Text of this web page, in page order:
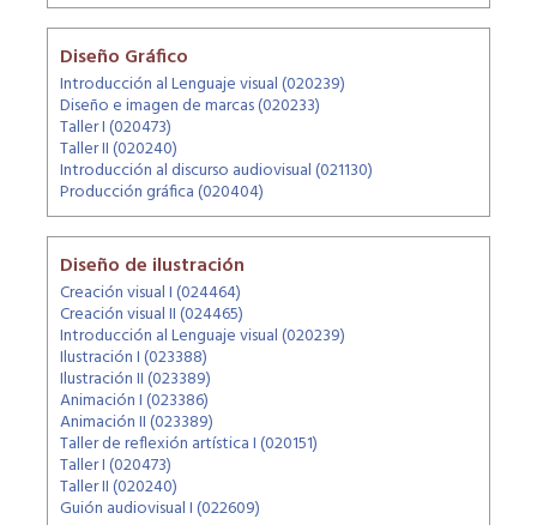
Diseño Gráfico
Introducción al Lenguaje visual (020239)
Diseño e imagen de marcas (020233)
Taller I (020473)
Taller II (020240)
Introducción al discurso audiovisual (021130)
Producción gráfica (020404)
Diseño de ilustración
Creación visual I (024464)
Creación visual II (024465)
Introducción al Lenguaje visual (020239)
Ilustración I (023388)
Ilustración II (023389)
Animación I (023386)
Animación II (023389)
Taller de reflexión artística I (020151)
Taller I (020473)
Taller II (020240)
Guión audiovisual I (022609)